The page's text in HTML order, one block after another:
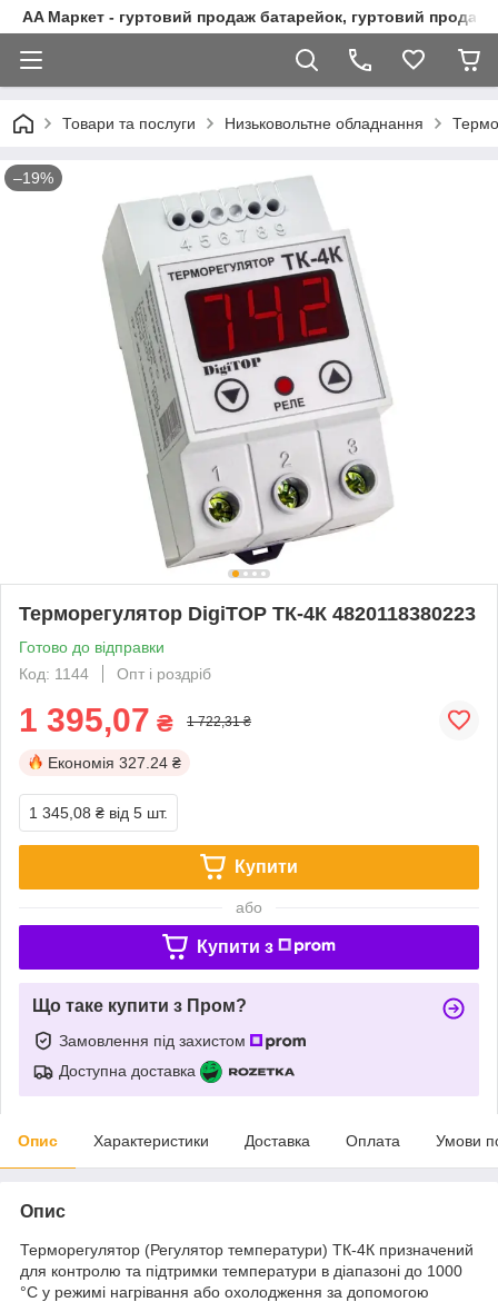
AA Маркет - гуртовий продаж батарейок, гуртовий продаж
Товари та послуги Низьковольтне обладнання
–19%
Терморегулятор DigiTOP ТК-4К 4820118380223
Готово до відправки
Код: 1144
Опт і роздріб
1 395,07 ₴ 1 722,31 ₴
Економія 327.24 ₴
1 345,08 ₴ від 5 шт.
Купити
або
Купити з
Що таке купити з Пром?
Замовлення під захистом
Доступна доставка
Опис Характеристики Доставка Оплата Умови
Опис
Терморегулятор (Регулятор температури) ТК-4К призначений
для контролю та підтримки температури в діапазоні до 1000
°C у режимі нагрівання або охолодження за допомогою